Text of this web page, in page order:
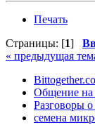
Печать
Страницы: [1]
« предыдущая
Общение на
Разговоры
семена